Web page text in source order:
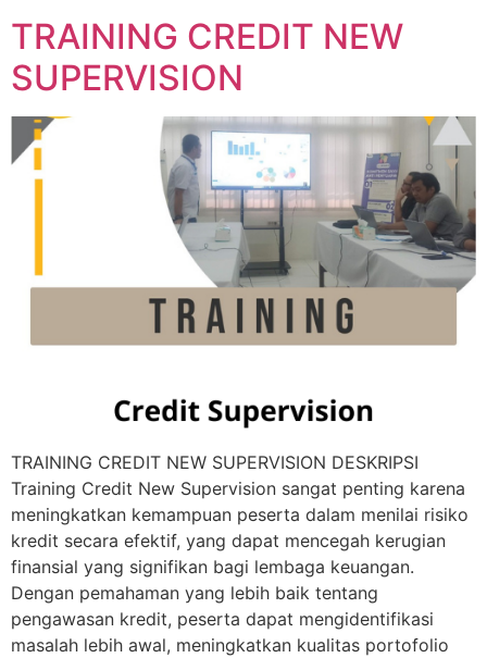
TRAINING CREDIT NEW
SUPERVISION
TRAINING CREDIT NEW SUPERVISION DESKRIPSI
Training Credit New Supervision sangat penting karena
meningkatkan kemampuan peserta dalam menilai risiko
kredit secara efektif, yang dapat mencegah kerugian
finansial yang signifikan bagi lembaga keuangan.
Dengan pemahaman yang lebih baik tentang
pengawasan kredit, peserta dapat mengidentifikasi
masalah lebih awal, meningkatkan kualitas portofolio